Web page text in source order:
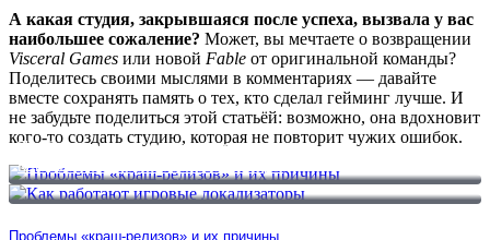
А какая студия, закрывшаяся после успеха, вызвала у вас
наибольшее сожаление? Может, вы мечтаете о возвращении
Visceral Games или новой Fable от оригинальной команды?
Поделитесь своими мыслями в комментариях — давайте
вместе сохранять память о тех, кто сделал гейминг лучше. И
не забудьте поделиться этой статьёй: возможно, она вдохновит
кого-то создать студию, которая не повторит чужих ошибок.
Проблемы «краш-релизов» и их причины
Как работают игровые локализаторы
Проблемы «краш-релизов» и их причины